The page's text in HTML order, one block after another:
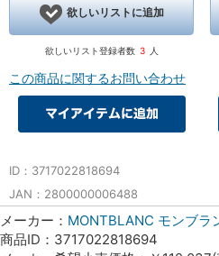
欲しいリストに追加
欲しいリスト登録者数 3 人
この商品に関するお問い合わせ
ID：3717022818694
JAN：2800000006488
メーカー： MONTBLANC モンブラ
商品ID：3717022818694